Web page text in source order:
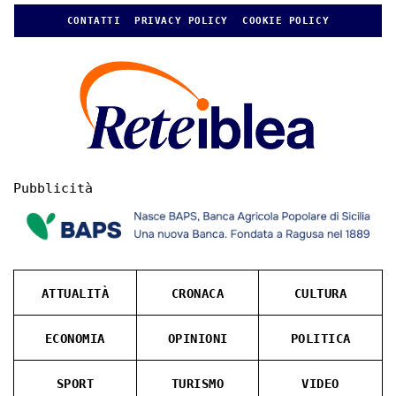
CONTATTI PRIVACY POLICY COOKIE POLICY
Pubblicità
ATTUALITÀ CRONACA CULTURA
ECONOMIA OPINIONI POLITICA
SPORT TURISMO VIDEO